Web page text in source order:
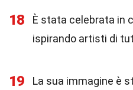
18
È stata celebrata in
ispirando artisti di
19
La sua immagine è